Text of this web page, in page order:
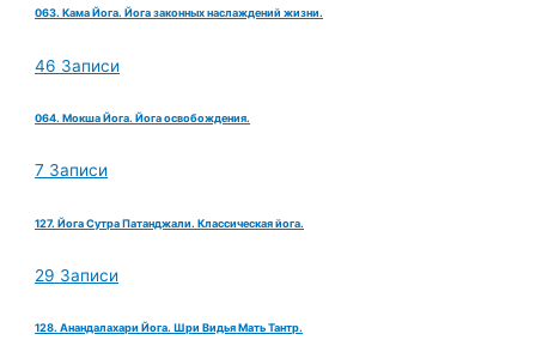
063. Кама Йога. Йога законных наслаждений жизни.
46 Записи
064. Мокша Йога. Йога освобождения.
7 Записи
127. Йога Сутра Патанджали. Классическая йога.
29 Записи
128. Анандалахари Йога. Шри Видья Мать Тантр.